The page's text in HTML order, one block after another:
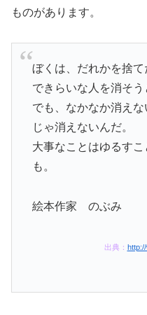
ものがあります。
ぼくは、だれかを捨
できらいな人を消そう
でも、なかなか消え
じゃ消えないんだ。
大事なことはゆるす
も。
絵本作家 のぶみ
出典：